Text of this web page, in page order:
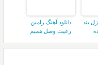
بند
دانلود آهنگ رامین
رعیت وصل همیم